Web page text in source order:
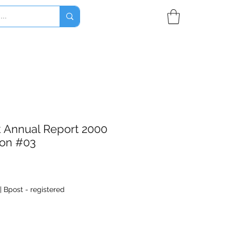
Annual Report 2000
#03
Bpost - registered